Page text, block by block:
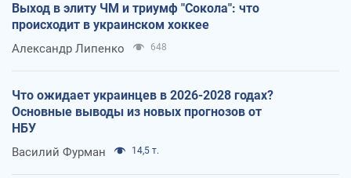
Выход в элиту ЧМ и триумф "Сокола": что
происходит в украинском хоккее
Александр Липенко 648
Что ожидает украинцев в 2026-2028 годах?
Основные выводы из новых прогнозов от
НБУ
Василий Фурман 14,5 т.